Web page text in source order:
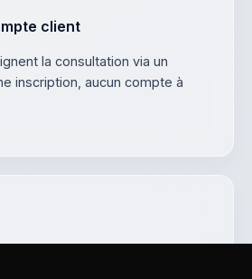
client
la consultation via un
inscription, aucun compte à